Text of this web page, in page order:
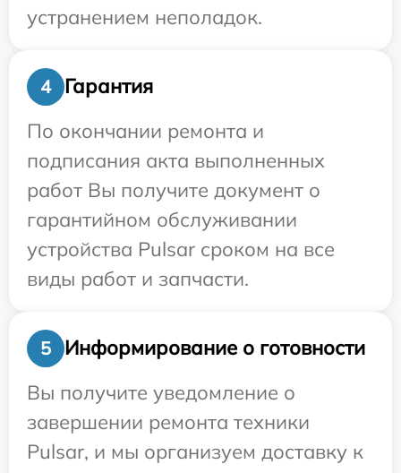
устранением неполадок.
4
Гарантия
По окончании ремонта и
подписания акта выполненных
работ Вы получите документ о
гарантийном обслуживании
устройства Pulsar сроком на все
виды работ и запчасти.
5
Информирование о готовности
Вы получите уведомление о
завершении ремонта техники
Pulsar, и мы организуем доставку к